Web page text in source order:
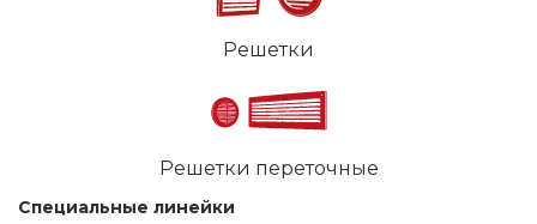
Решетки
Решетки переточные
Специальные линейки